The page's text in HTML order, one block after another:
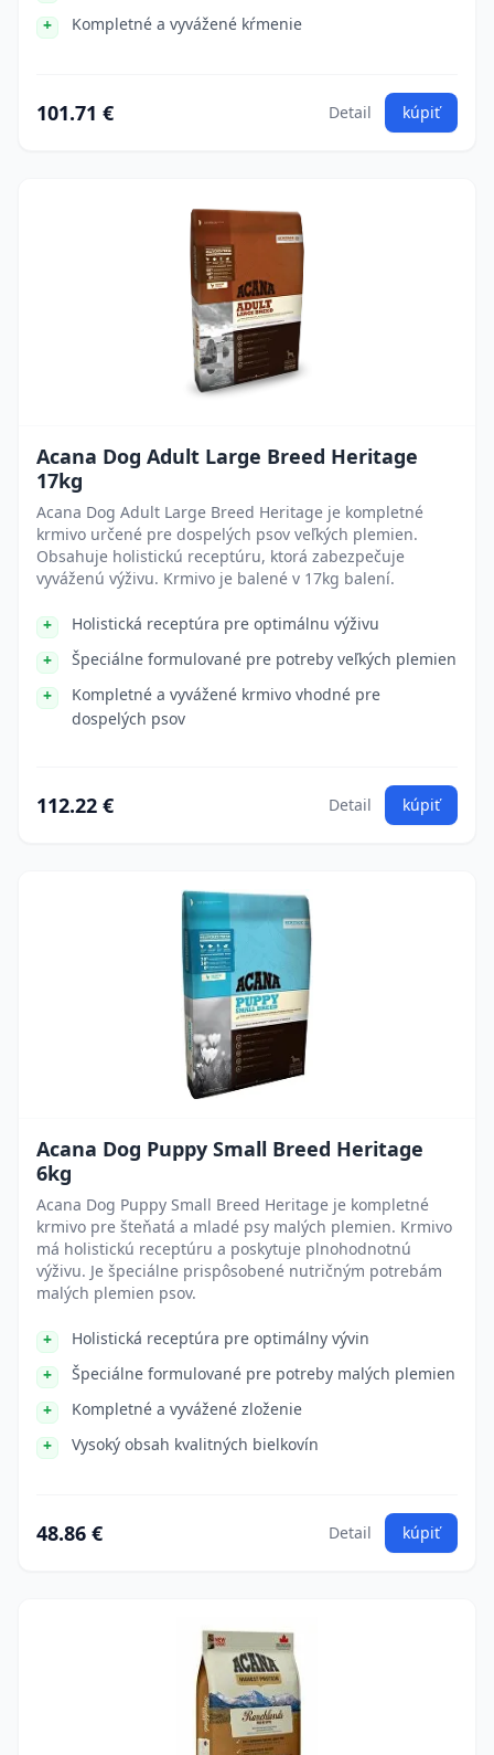
Kompletné a vyvážené kŕmenie
101.71 € Detail kúpiť
Acana Dog Adult Large Breed Heritage
17kg
Acana Dog Adult Large Breed Heritage je kompletné
krmivo určené pre dospelých psov veľkých plemien.
Obsahuje holistickú receptúru, ktorá zabezpečuje
vyváženú výživu. Krmivo je balené v 17kg balení.
Holistická receptúra pre optimálnu výživu
Špeciálne formulované pre potreby veľkých plemien
Kompletné a vyvážené krmivo vhodné pre
dospelých psov
112.22 € Detail kúpiť
Acana Dog Puppy Small Breed Heritage
6kg
Acana Dog Puppy Small Breed Heritage je kompletné
krmivo pre šteňatá a mladé psy malých plemien. Krmivo
má holistickú receptúru a poskytuje plnohodnotnú
výživu. Je špeciálne prispôsobené nutričným potrebám
malých plemien psov.
Holistická receptúra pre optimálny vývin
Špeciálne formulované pre potreby malých plemien
Kompletné a vyvážené zloženie
Vysoký obsah kvalitných bielkovín
48.86 € Detail kúpiť